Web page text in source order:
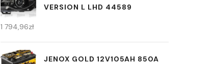
VERSION L LHD 44589
1 794,96zł
JENOX GOLD 12V105AH 850A